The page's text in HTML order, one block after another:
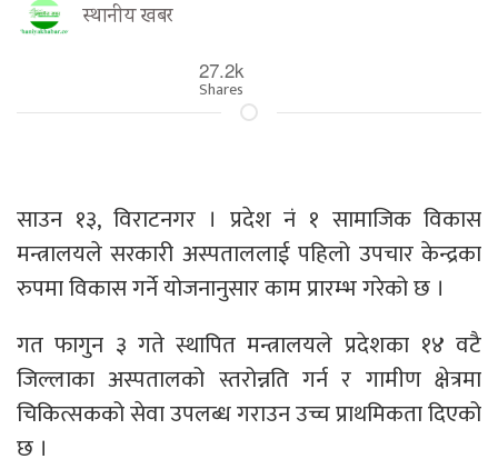
स्थानीय खबर
27.2k
Shares
साउन १३, विराटनगर । प्रदेश नं १ सामाजिक विकास
मन्त्रालयले सरकारी अस्पताललाई पहिलो उपचार केन्द्रका
रुपमा विकास गर्ने योजनानुसार काम प्रारम्भ गरेको छ ।
गत फागुन ३ गते स्थापित मन्त्रालयले प्रदेशका १४ वटै
जिल्लाका अस्पतालको स्तरोन्नति गर्न र गामीण क्षेत्रमा
चिकित्सकको सेवा उपलब्ध गराउन उच्च प्राथमिकता दिएको
छ ।